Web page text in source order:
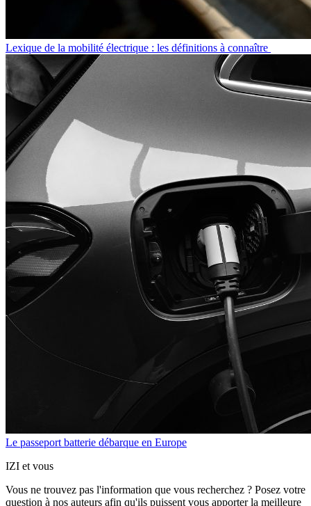
Lexique de la mobilité électrique : les définitions à connaître
Le passeport batterie débarque en Europe
IZI et vous
Vous ne trouvez pas l'information que vous recherchez ? Posez votre
question à nos auteurs afin qu'ils puissent vous apporterla meilleure